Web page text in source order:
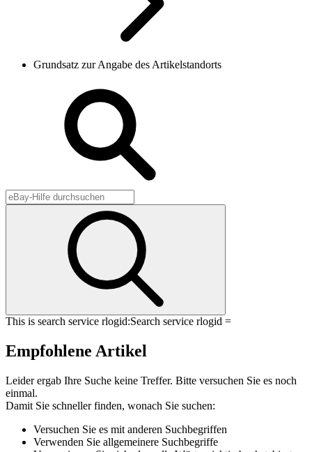
Grundsatz zur Angabe des Artikelstandorts
This is search service rlogid:Search service rlogid =
Empfohlene Artikel
Leider ergab Ihre Suche keine Treffer. Bitte versuchen Sie es noch
einmal.
Damit Sie schneller finden, wonach Sie suchen:
Versuchen Sie es mit anderen Suchbegriffen
Verwenden Sie allgemeinere Suchbegriffe